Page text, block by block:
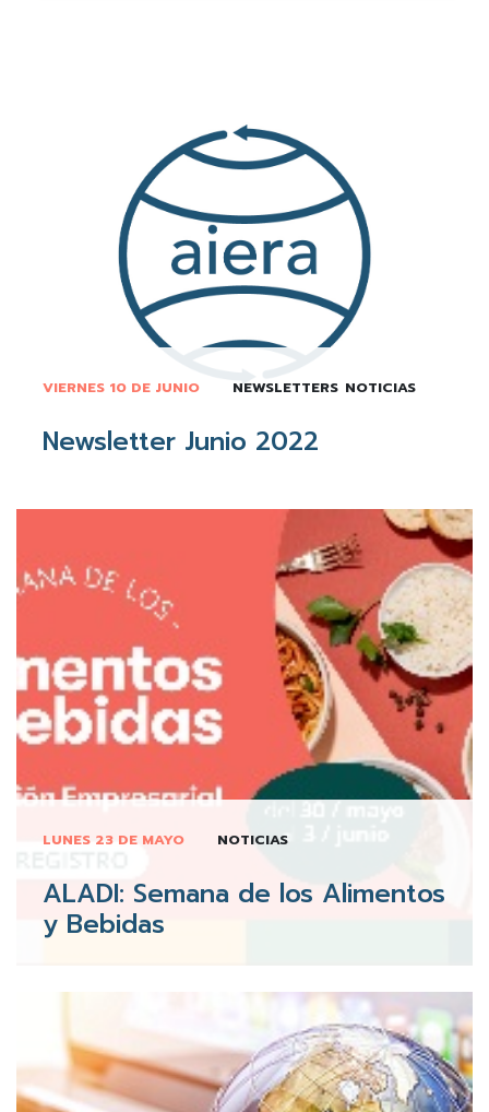
VIERNES 10 DE JUNIO NEWSLETTERS NOTICIAS
Newsletter Junio 2022
LUNES 23 DE MAYO NOTICIAS
ALADI: Semana de los Alimentos
y Bebidas